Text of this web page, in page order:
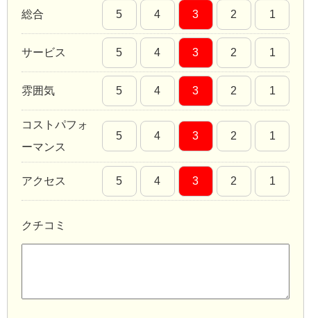
総合 5 4 3 2 1
サービス 5 4 3 2 1
雰囲気 5 4 3 2 1
コストパフォ
ーマンス
5 4 3 2 1
アクセス 5 4 3 2 1
クチコミ